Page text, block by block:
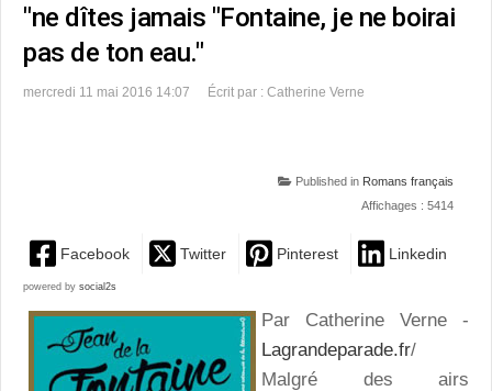
"ne dîtes jamais "Fontaine, je ne boirai
pas de ton eau."
mercredi 11 mai 2016 14:07 Écrit par : Catherine Verne
Published in Romans français
Affichages : 5414
Facebook Twitter Pinterest Linkedin
powered by social2s
Par Catherine Verne -
Lagrandeparade.fr/
Malgré des airs